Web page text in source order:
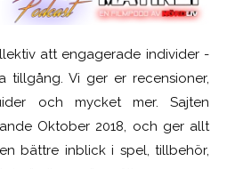
att engagerade individer -
tillgång. Vi ger er recensioner,
och mycket mer. Sajten
Oktober 2018, och ger allt
bättre inblick i spel, tillbehör,